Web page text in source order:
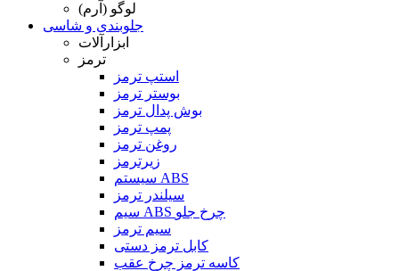
لوگو (آرم)
جلوبندی و شاسی
ابزارآلات
ترمز
استپ ترمز
بوستر ترمز
بوش پدال ترمز
پمپ ترمز
روغن ترمز
زیرترمز
سیستم ABS
سیلندر ترمز
سیم ABS چرخ جلو
سیم ترمز
کابل ترمز دستی
کاسه ترمز چرخ عقب